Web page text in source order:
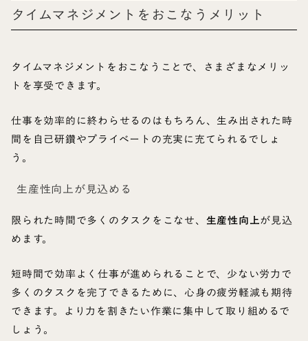
タイムマネジメントをおこなうメリット
タイムマネジメントをおこなうことで、さまざまなメリッ
トを享受できます。
仕事を効率的に終わらせるのはもちろん、生み出された時
間を自己研鑽やプライベートの充実に充てられるでしょ
う。
生産性向上が見込める
限られた時間で多くのタスクをこなせ、 生産性向上が見込
めます。
短時間で効率よく仕事が進められることで、少ない労力で
多くのタスクを完了できるために、心身の疲労軽減も期待
できます。より力を割きたい作業に集中して取り組めるで
しょう。